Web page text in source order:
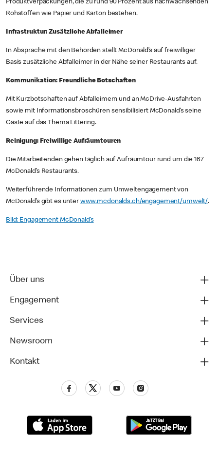
Produktverpackungen, die zu rund 90 Prozent aus nachwachsenden
Rohstoffen wie Papier und Karton bestehen.
Infrastruktur: Zusätzliche Abfalleimer
In Absprache mit den Behörden stellt McDonald’s auf freiwilliger
Basis zusätzliche Abfalleimer in der Nähe seiner Restaurants auf.
Kommunikation: Freundliche Botschaften
Mit Kurzbotschaften auf Abfalleimern und an McDrive-Ausfahrten
sowie mit Informationsbroschüren sensibilisiert McDonald’s seine
Gäste auf das Thema Littering.
Reinigung: Freiwillige Aufräumtouren
Die Mitarbeitenden gehen täglich auf Aufräumtour rund um die 167
McDonald’s Restaurants.
Weiterführende Informationen zum Umweltengagement von
McDonald’s gibt es unter www.mcdonalds.ch/engagement/umwelt/.
Bild: Engagement McDonald’s
Über uns
Engagement
Services
Newsroom
Kontakt